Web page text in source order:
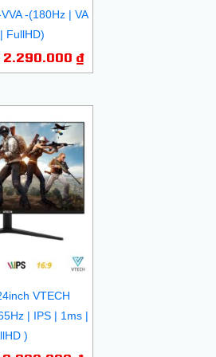
-(180Hz | VA
FullHD)
2.290.000 ₫
VTECH
| IPS | 1ms |
)
gốc
là:
2.750.000 ₫.
hiện
tại
là:
2.200.000 ₫.